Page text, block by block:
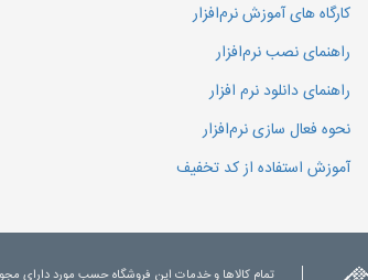
کارگاه های آموزش نرم‌افزار
راهنمای نصب نرم‌افزار
راهنمای دانلود نرم افزار
نحوه فعال سازی نرم‌افزار
آموزش استفاده از کد تخفیف
تمام کالاها و خدمات این فروشگاه حسب مورد دارای